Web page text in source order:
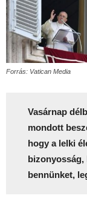
Forrás: Vatican Media
Vasárnap
mondott
hogy a lelki
bizonyosság,
bennünket,